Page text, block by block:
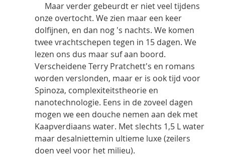
onze overtocht. We zien maar een keer
dolfijnen, en dan nog 's nachts. We komen
twee vrachtschepen tegen in 15 dagen. We
lezen ons dus maar suf aan boord.
Verscheidene Terry Pratchett's en romans
worden verslonden, maar er is ook tijd voor
Spinoza, complexiteitstheorie en
nanotechnologie. Eens in de zoveel dagen
mogen we een douche nemen aan dek met
Kaapverdiaans water. Met slechts 1,5 L water
maar desalniettemin ultieme luxe (zeilers
doen veel voor het milieu).